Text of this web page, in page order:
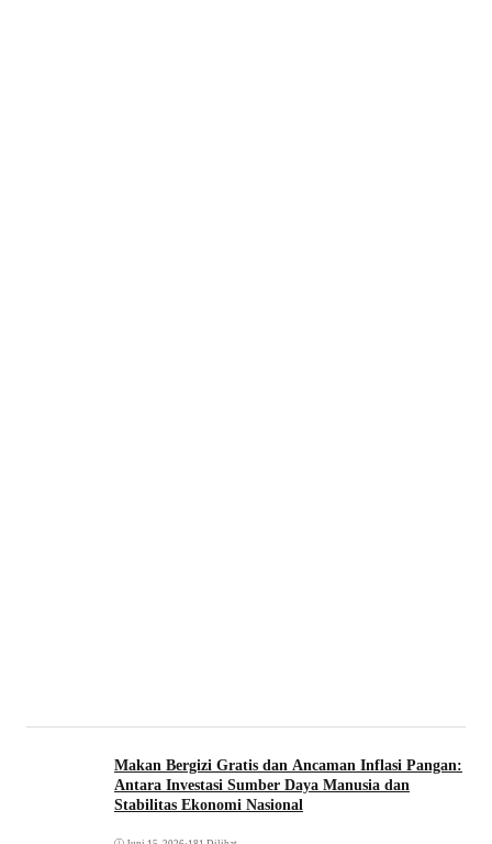
Makan Bergizi Gratis dan Ancaman Inflasi Pangan:
Antara Investasi Sumber Daya Manusia dan
Stabilitas Ekonomi Nasional